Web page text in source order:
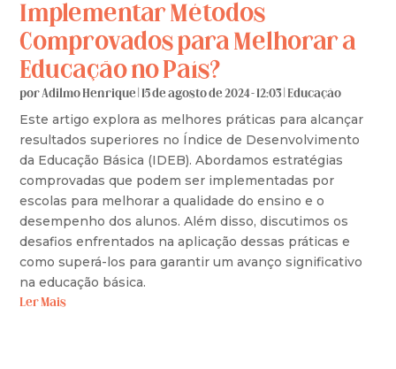
Implementar Métodos
Comprovados para Melhorar a
Educação no País?
porAdilmo Henrique 15 de agosto de 2024 - 12:03 |Educação
Este artigo explora as melhores práticas para alcançar
resultados superiores no Índice de Desenvolvimento
da Educação Básica (IDEB). Abordamos estratégias
comprovadas que podem ser implementadas por
escolas para melhorar a qualidade do ensino e o
desempenho dos alunos. Além disso, discutimos os
desafios enfrentados na aplicação dessas práticas e
como superá-los para garantir um avanço significativo
na educação básica.
Ler Mais